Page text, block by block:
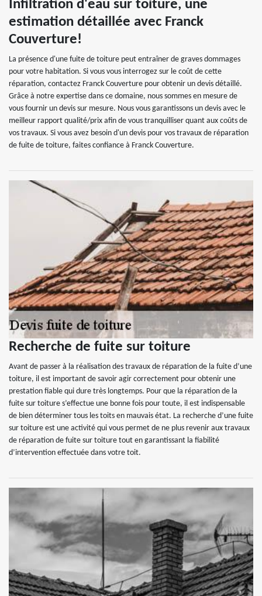
Infiltration d'eau sur toiture, une
estimation détaillée avec Franck
Couverture!
La présence d'une fuite de toiture peut entraîner de graves dommages
pour votre habitation. Si vous vous interrogez sur le coût de cette
réparation, contactez Franck Couverture pour obtenir un devis détaillé.
Grâce à notre expertise dans ce domaine, nous sommes en mesure de
vous fournir un devis sur mesure. Nous vous garantissons un devis avec le
meilleur rapport qualité/prix afin de vous tranquilliser quant aux coûts de
vos travaux. Si vous avez besoin d'un devis pour vos travaux de réparation
de fuite de toiture, faites confiance à Franck Couverture.
Recherche de fuite sur toiture
Avant de passer à la réalisation des travaux de réparation de la fuite d’une
toiture, il est important de savoir agir correctement pour obtenir une
prestation fiable qui dure très longtemps. Pour que la réparation de la
fuite sur toiture s’effectue une bonne fois pour toute, il est indispensable
de bien déterminer tous les toits en mauvais état. La recherche d’une fuite
sur toiture est une activité qui vous permet de ne plus revenir aux travaux
de réparation de fuite sur toiture tout en garantissant la fiabilité
d’intervention effectuée dans votre toit.